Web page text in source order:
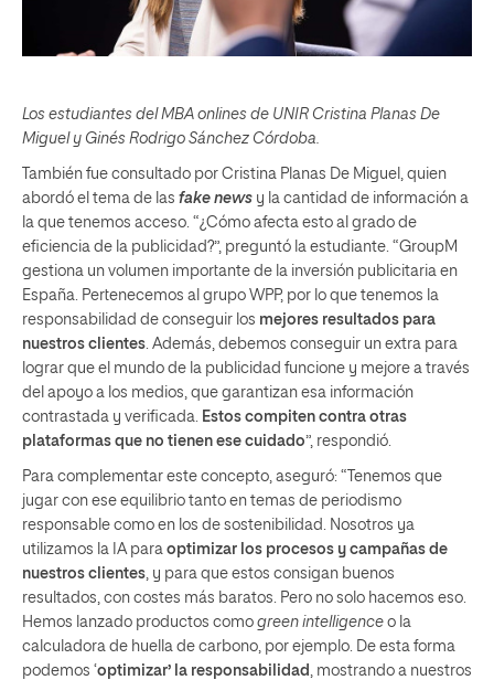
Los estudiantes del MBA onlines de UNIR Cristina Planas De
Miguel y Ginés Rodrigo Sánchez Córdoba.
También fue consultado por Cristina Planas De Miguel, quien
abordó el tema de las fake news y la cantidad de información a
la que tenemos acceso. “¿Cómo afecta esto al grado de
eficiencia de la publicidad?”, preguntó la estudiante. “GroupM
gestiona un volumen importante de la inversión publicitaria en
España. Pertenecemos al grupo WPP, por lo que tenemos la
responsabilidad de conseguir los mejores resultados para
nuestros clientes . Además, debemos conseguir un extra para
lograr que el mundo de la publicidad funcione y mejore a través
del apoyo a los medios, que garantizan esa información
contrastada y verificada.
Estos compiten contra otras
plataformas que no tienen ese cuidado”, respondió.
Para complementar este concepto, aseguró: “Tenemos que
jugar con ese equilibrio tanto en temas de periodismo
responsable como en los de sostenibilidad. Nosotros ya
utilizamos la IA para optimizar los procesos y campañas de
nuestros clientes , y para que estos consigan buenos
resultados, con costes más baratos. Pero no solo hacemos eso.
Hemos lanzado productos como green intelligence o la
calculadora de huella de carbono, por ejemplo. De esta forma
podemos ‘optimizar’ la responsabilidad
, mostrando a nuestros